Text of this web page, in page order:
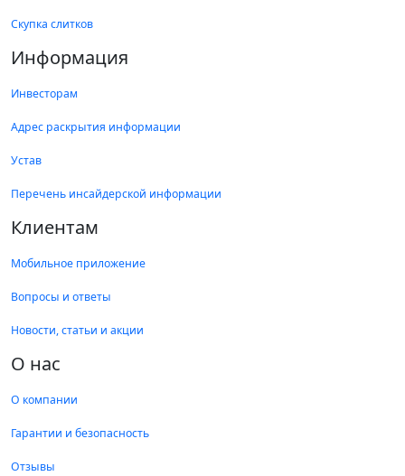
Скупка слитков
Информация
Инвесторам
Адрес раскрытия информации
Устав
Перечень инсайдерской информации
Клиентам
Мобильное приложение
Вопросы и ответы
Новости, статьи и акции
О нас
О компании
Гарантии и безопасность
Отзывы